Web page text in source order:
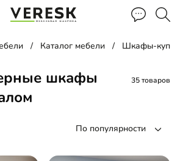
Каталог мебели Шкафы-купе
шкафы
35 товаров
По популярности